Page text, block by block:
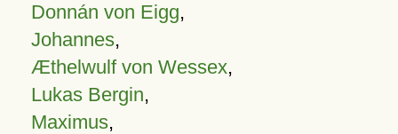
Donnán von Eigg,
Johannes,
Æthelwulf von Wessex,
Lukas Bergin,
Maximus,